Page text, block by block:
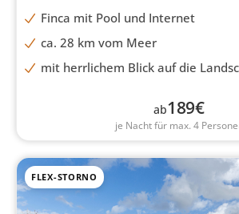
Finca mit Pool und Internet
ca. 28 km vom Meer
mit herrlichem Blick auf die
ab189€
je Nacht für max. 4
FLEX-STORNO